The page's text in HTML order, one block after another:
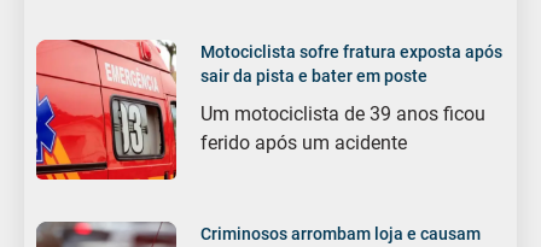
Motociclista sofre fratura exposta após
sair da pista e bater em poste
Um motociclista de 39 anos ficou
ferido após um acidente
Criminosos arrombam loja e causam